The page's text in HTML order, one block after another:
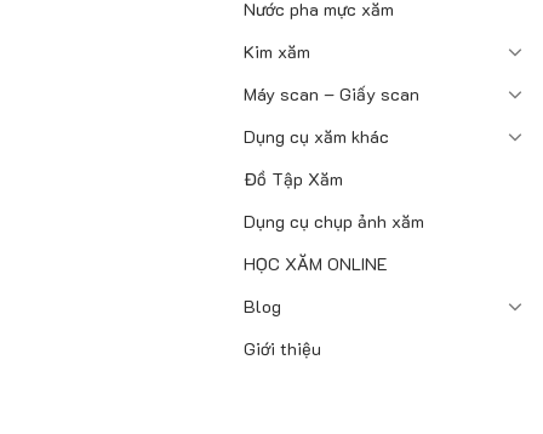
Nước pha mực xăm
Kim xăm
Máy scan – Giấy scan
Dụng cụ xăm khác
Đồ Tập Xăm
Dụng cụ chụp ảnh xăm
HỌC XĂM ONLINE
Blog
Giới thiệu